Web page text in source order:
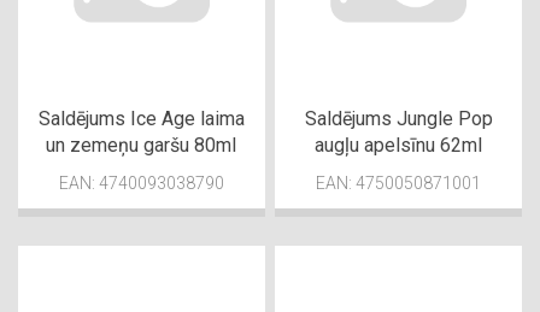
Saldējums Ice Age laima
un zemeņu garšu 80ml
EAN: 4740093038790
Saldējums Jungle Pop
augļu apelsīnu 62ml
EAN: 4750050871001